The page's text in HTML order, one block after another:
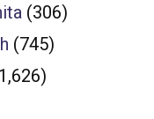
(306)
(745)